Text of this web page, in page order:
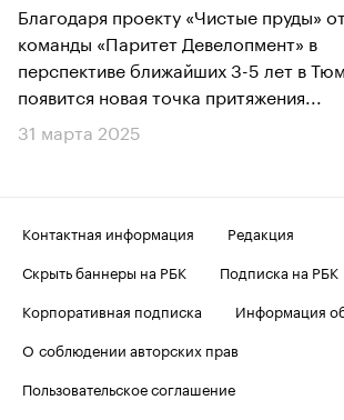
Благодаря проекту «Чистые пруды»
команды «Паритет Девелопмент» в
перспективе ближайших 3-5 лет в
появится новая точка притяжения...
31 марта 2025
Контактная информация
Редакция
Скрыть баннеры на РБК
Подписка на РБК
Корпоративная подписка
Информация
О соблюдении авторских прав
Пользовательское соглашение